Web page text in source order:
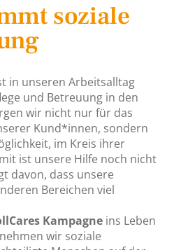
soziale
in unseren Arbeitsalltag
und Betreuung in den
wir nicht nur für das
Kund*innen, sondern
im Kreis ihrer
ist unsere Hilfe noch nicht
davon, dass unsere
Bereichen viel
Kampagne ins Leben
wir soziale